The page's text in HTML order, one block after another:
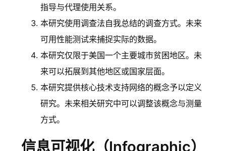
指导与代理使用关系。
本研究使用调查法自我总结的调查方式。未来
可用性能测试来捕捉实际的数据。
本研究仅限于美国一个主要城市贫困地区。未
来可以拓展到其他地区或国家层面。
本研究提供核心技术支持网络的概念予以定义
研究。未来相关研究中可以调整该概念与测量
方式。
信息可视化（Infographic）